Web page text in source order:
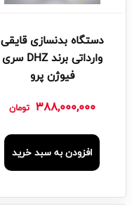
دستگاه بدنسازی قایقی
وارداتی برند DHZ سری
فیوژن پرو
388,000,000 تومان
افزودن به سبد خرید